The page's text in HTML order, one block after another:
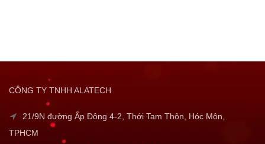
CÔNG TY TNHH ALATECH
21/9N đường Ấp Đông 4-2, Thới Tam Thôn, Hóc Môn,
TPHCM